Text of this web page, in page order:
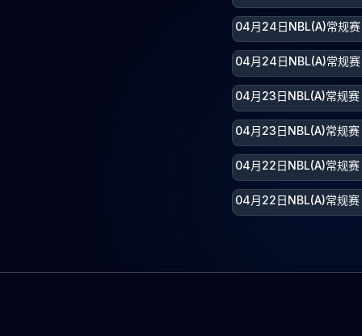
04月24日NBL(A)常规
04月24日NBL(A)常规
04月23日NBL(A)常规
04月23日NBL(A)常规
04月22日NBL(A)常规
04月22日NBL(A)常规